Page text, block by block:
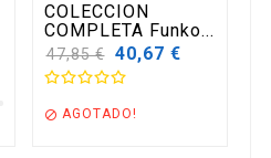
COLECCION
COMPLETA Funko...
Precio
base
47,85 € 40,67 €
 AGOTADO!